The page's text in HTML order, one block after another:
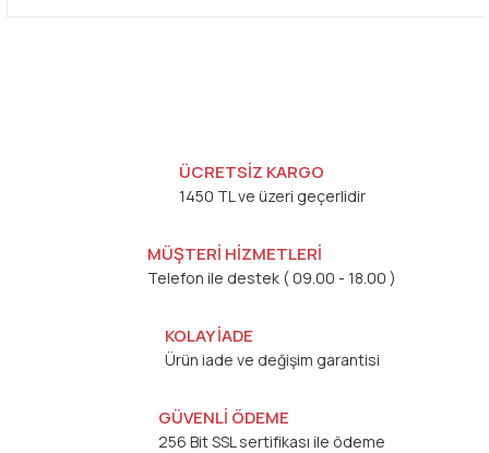
ÜCRETSİZ KARGO
1450 TL ve üzeri geçerlidir
MÜŞTERİ HİZMETLERİ
Telefon ile destek ( 09.00 - 18.00 )
KOLAY İADE
Ürün iade ve değişim garantisi
GÜVENLİ ÖDEME
256 Bit SSL sertifikası ile ödeme